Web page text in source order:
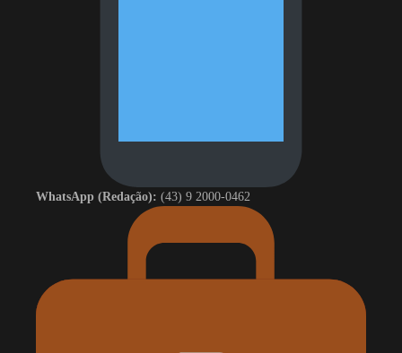
WhatsApp (Redação): (43) 9 2000-0462